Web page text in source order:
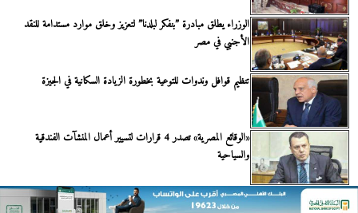
الوزراء يطلق مبادرة ”بنفكر لبلدنا” لتعزيز وخلق موارد مستدامة للنقد
الأجنبي في مصر
تنظيم قوافل وندوات للتوعية بخطورة الزيادة السكانية في الجيزة
«الوقائع المصرية» تصدر 4 قرارات لتسيير أعمال المنشآت الفندقية
والسياحية